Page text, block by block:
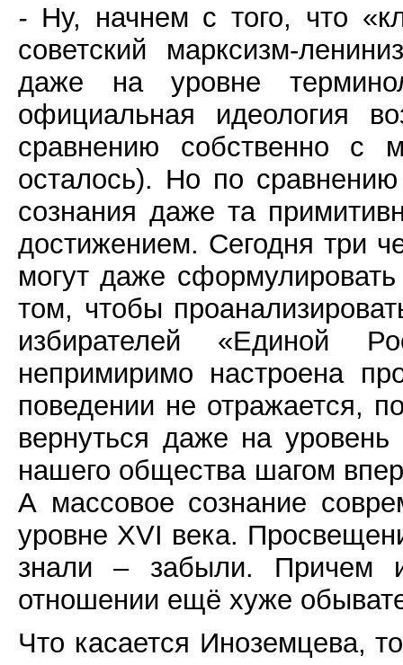
- Ну, начнем с того, что
советский марксизм-
даже на уровне
официальная идеология
сравнению собственно с
осталось). Но по
сознания даже та
достижением. Сегодня три
могут даже
том, чтобы
избирателей «Единой
непримиримо настроена
поведении не отражается,
вернуться даже на
нашего общества шагом
А массовое сознание
уровне XVI века.
знали – забыли. Причем
отношении ещё хуже
Что касается Иноземцева,